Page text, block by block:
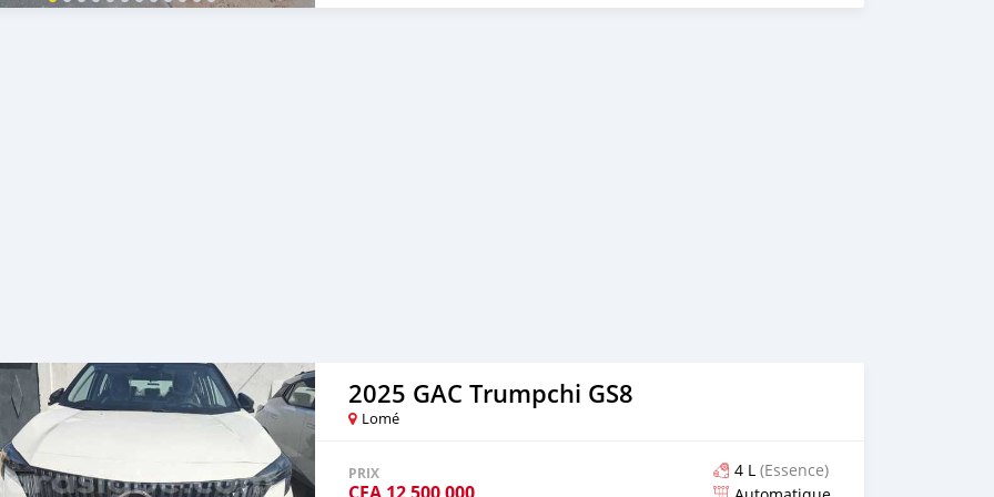
contact 00228 92 89 92 24 #market228 #GLA #GLA200 #mercedes
2025 GAC Trumpchi GS8
Lomé
PRIX
CFA 12 500 000
4 L (Essence)